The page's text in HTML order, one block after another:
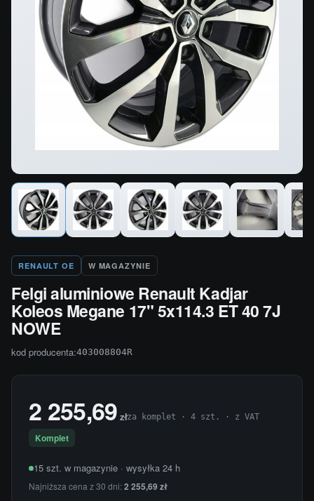
RENAULT OE W MAGAZYNIE
Felgi aluminiowe Renault Kadjar
Koleos Megane 17" 5x114.3 ET 40 7J
NOWE
kod producenta:403008804R
2 255,69 złza komplet · 4 szt. · z VAT
Komplet
15 szt. w magazynie · wysyłka 24 h
Najniższa cena z 30 dni:2 255,69 zł